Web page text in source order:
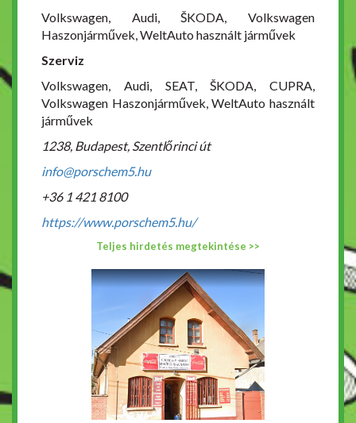
Volkswagen, Audi, ŠKODA, Volkswagen
Haszonjárművek, WeltAuto használt járművek
Szerviz
Volkswagen, Audi, SEAT, ŠKODA, CUPRA,
Volkswagen Haszonjárművek, WeltAuto használt
járművek
1238, Budapest, Szentlőrinci út
info@porschem5.hu
+36 1 421 8100
https://www.porschem5.hu/
Teljes hirdetés megtekintése >>